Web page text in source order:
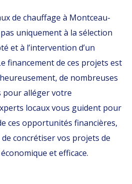
de chauffage à Montceau-
uniquement à la sélection
et à l’intervention d’un
financement de ces projets est
de nombreuses
pour alléger votre
locaux vous guident pour
ces opportunités financières,
concrétiser vos projets de
et efficace.